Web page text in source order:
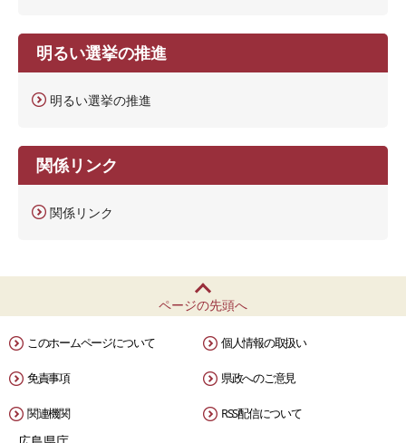
明るい選挙の推進
明るい選挙の推進
関係リンク
関係リンク
ページの先頭へ
このホームページについて 個人情報の取扱い
免責事項 県政へのご意見
関連機関 RSS配信について